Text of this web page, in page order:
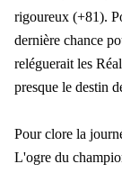
rigoureux (+81).
dernière chance
reléguerait les
presque le destin
Pour clore la
L'ogre du